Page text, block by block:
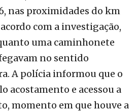
nas proximidades do km
com a investigação,
uma caminhonete
no sentido
A polícia informou que o
acostamento e acessou a
momento em que houve a